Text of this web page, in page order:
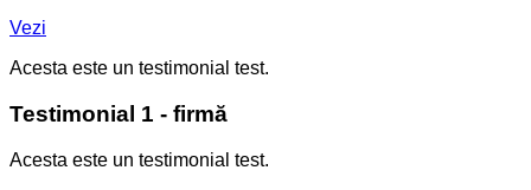
Vezi
Acesta este un testimonial test.
Testimonial 1 - firmă
Acesta este un testimonial test.